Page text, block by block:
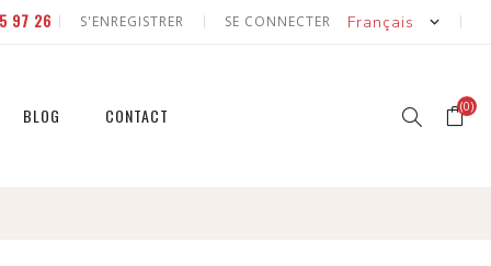
97 26 S'ENREGISTRER SE CONNECTER
BLOG CONTACT (0)